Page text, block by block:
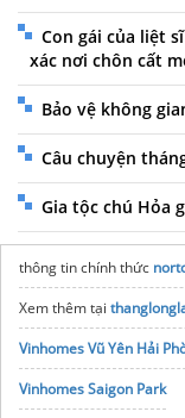
Con gái của liệt
xác nơi chôn cất
Bảo vệ không
Câu chuyện
Gia tộc chú Hỏa
thông tin chính thức
Xem thêm tại
Vinhomes Vũ Yên Hải
Vinhomes Saigon Park